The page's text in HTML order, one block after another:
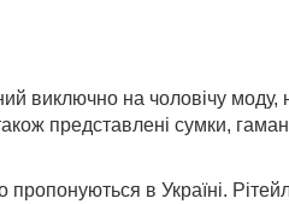
виключно на чоловічу
представлені сумки,
пропонуються в Україні.